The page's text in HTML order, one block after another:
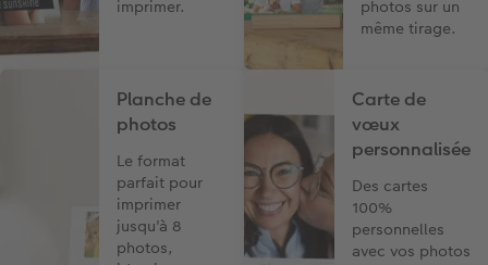
imprimer.
photos sur un
même tirage.
Planche de
photos
Le format
parfait pour
imprimer
jusqu'à 8
photos,
Carte de
vœux
personnalisée
Des cartes
100%
personnelles
avec vos photos